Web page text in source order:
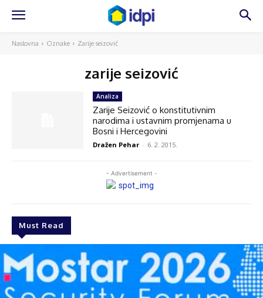
Naslovna Oznake Zarije seizović
zarije seizović
- Advertisement -
Must Read
Analiza
Zarije Seizović o konstitutivnim
narodima i ustavnim promjenama u
Bosni i Hercegovini
Dražen Pehar - 6. 2. 2015.